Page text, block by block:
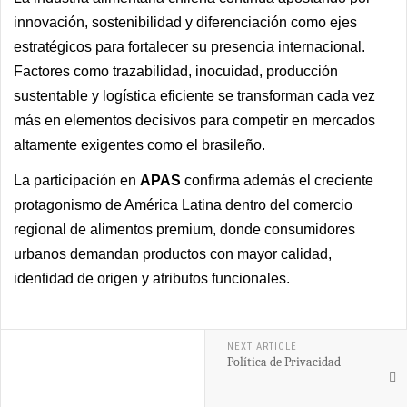
innovación, sostenibilidad y diferenciación como ejes
estratégicos para fortalecer su presencia internacional.
Factores como trazabilidad, inocuidad, producción
sustentable y logística eficiente se transforman cada vez
más en elementos decisivos para competir en mercados
altamente exigentes como el brasileño.
La participación en APAS confirma además el creciente
protagonismo de América Latina dentro del comercio
regional de alimentos premium, donde consumidores
urbanos demandan productos con mayor calidad,
identidad de origen y atributos funcionales.
NEXT ARTICLE
Política de Privacidad